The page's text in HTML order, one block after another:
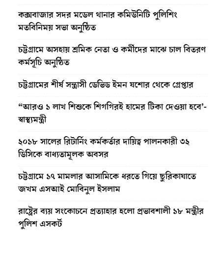
কক্সবাজার সদর মডেল থানার কমিউনিটি পুলিশিং
মতবিনিময় সভা অনুষ্ঠিত
চট্টগ্রামে অসহায় শ্রমিক নেতা ও কর্মীদের মাঝে চাল বিতরণ
কর্মসূচি অনুষ্ঠিত
চট্টগ্রামের শীর্ষ সন্ত্রাসী ডেভিড ইমন যশোর থেকে গ্রেপ্তার
“আরও ১ লাখ শিশুকে শিগগিরই হামের টিকা দেওয়া হবে’-
স্বাস্থ্যমন্ত্রী
২০১৮ সালের রিটার্নিং কর্মকর্তার দায়িত্ব পালনকারী ৩২
ডিসিকে বাধ্যতামূলক অবসর
চট্টগ্রামে ১৭ মামলার আসামিকে ধরতে গিয়ে ছুরিকাঘাতে
জখম এসআই মোবিনুল ইসলাম
রাষ্ট্রের ব্যয় সংকোচনে প্রত্যাহার হলো প্রভাবশালী ১৮ মন্ত্রীর
পুলিশ এসকর্ট